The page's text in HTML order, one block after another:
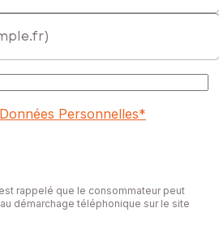
Personnelles*
rappelé que le consommateur peut
démarchage téléphonique sur le site